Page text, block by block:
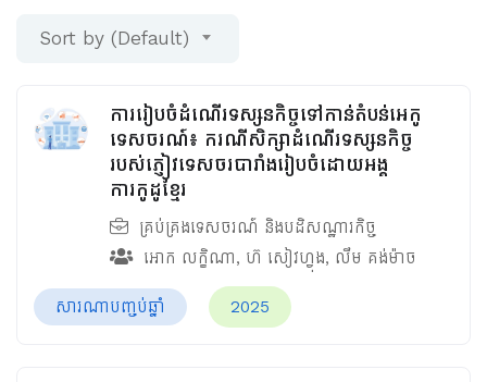
Sort by (Default)
ការរៀបចំដំណើរទស្សនកិច្ចទៅកាន់តំបន់អេកូ
ទេសចរណ៍៖ ករណីសិក្សាដំណើរទស្សនកិច្ច
របស់ភ្ញៀវទេសចរបារាំងរៀបចំដោយអង្គ
ការកូដូខ្មែរ
គ្រប់គ្រងទេសចរណ៍ និងបដិសណ្ឋារកិច្ច
អោក លក្ខិណា, ហ៊ សៀវហ្វុង, លឹម គង់ម៉ាច
សារណាបញ្ចប់ឆ្នាំ 2025